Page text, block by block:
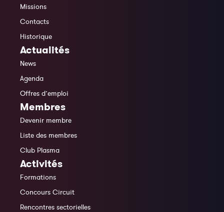
Missions
Contacts
Historique
Actualités
News
Agenda
Offres d’emploi
Membres
Devenir membre
Liste des membres
Club Plasma
Activités
Formations
Concours Circuit
Rencontres sectorielles